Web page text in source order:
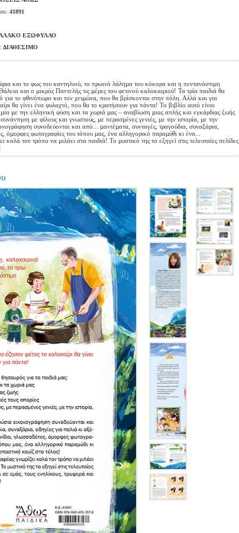
41891
ΕΞΩΦΥΛΛΟ
ΔΙΑΘΕΣΙΜΟ
και το φως του καντηλιού, το πρωινό λάληµα του κόκορα και η πεντανόστιµη
και ο µικρός Παντελής τις µέρες του φετινού καλοκαιριού! Τα τρία παιδιά θα
για το φθινόπωρο και τον χειµώνα, που θα βρίσκονται στην πόλη. Αλλά και για
θα γίνει ένα φυλαχτό, που θα το κρατήσουν για πάντα! Το βιβλίο αυτό είναι
µε την ελληνική φύση και τα χωριά µας – αναβίωση µιας απλής και εγκάρδιας ζωής
µε φίλους και γνωστούς, µε περασµένες γενιές, µε την ιστορία, µε την
συνοδεύονται και από... µαντέµατα, συνταγές, τραγούδια, συναξάρια,
όµορφες φωτογραφίες του τόπου µας, ένα αλληγορικό παραµύθι κι ένα...
τον τρόπο να µιλάει στα παιδιά! Το µυστικό της το εξηγεί στις τελευταίες σελίδες